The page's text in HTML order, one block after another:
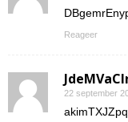
Reageer
22 september